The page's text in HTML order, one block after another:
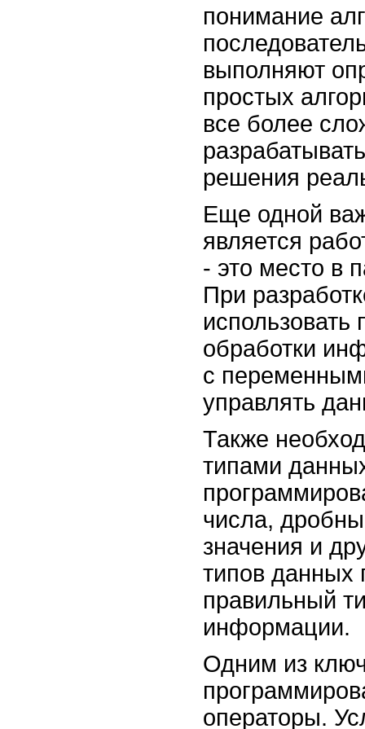
понимание
выполняют
простых
все более
решения
Еще одной
является
- это место в
При
обработки
с
управлять
Также
типами
числа,
значения и
типов данных
правильный
информации.
Одним из
операторы.